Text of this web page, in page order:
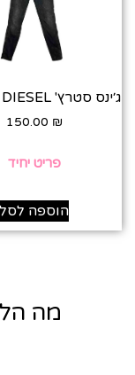
ג׳ינס סטרץ' DIESEL מידה 32
150.00 ₪
פריט יחיד
הוספה לסל
מה